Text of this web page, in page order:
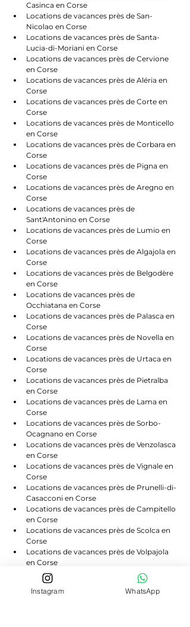
Casinca en Corse
Locations de vacances près de San-
Nicolao en Corse
Locations de vacances près de Santa-
Lucia-di-Moriani en Corse
Locations de vacances près de Cervione
en Corse
Locations de vacances près de Aléria en
Corse
Locations de vacances près de Corte en
Corse
Locations de vacances près de Monticello
en Corse
Locations de vacances près de Corbara en
Corse
Locations de vacances près de Pigna en
Corse
Locations de vacances près de Aregno en
Corse
Locations de vacances près de
Sant'Antonino en Corse
Locations de vacances près de Lumio en
Corse
Locations de vacances près de Algajola en
Corse
Locations de vacances près de Belgodère
en Corse
Locations de vacances près de
Occhiatana en Corse
Locations de vacances près de Palasca en
Corse
Locations de vacances près de Novella en
Corse
Locations de vacances près de Urtaca en
Corse
Locations de vacances près de Pietralba
en Corse
Locations de vacances près de Lama en
Corse
Locations de vacances près de Sorbo-
Ocagnano en Corse
Locations de vacances près de Venzolasca
en Corse
Locations de vacances près de Vignale en
Corse
Locations de vacances près de Prunelli-di-
Casacconi en Corse
Locations de vacances près de Campitello
en Corse
Locations de vacances près de Scolca en
Corse
Locations de vacances près de Volpajola
en Corse
Locations de vacances près de Lento en
Corse
Locations de vacances près de Bigorno en
Instagram WhatsApp